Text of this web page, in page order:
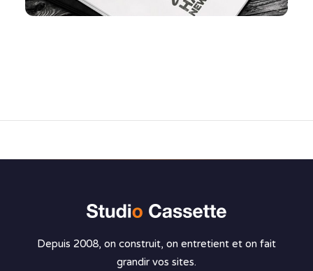
Depuis 2008, on construit, on entretient et on fait
grandir vos sites.